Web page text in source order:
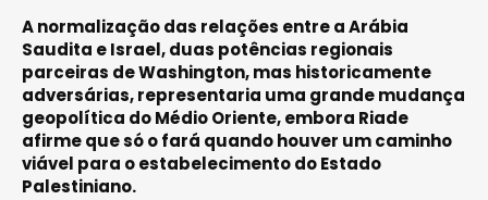
A normalização das relações entre a Arábia
Saudita e Israel, duas potências regionais
parceiras de Washington, mas historicamente
adversárias, representaria uma grande mudança
geopolítica do Médio Oriente, embora Riade
afirme que só o fará quando houver um caminho
viável para o estabelecimento do Estado
Palestiniano.